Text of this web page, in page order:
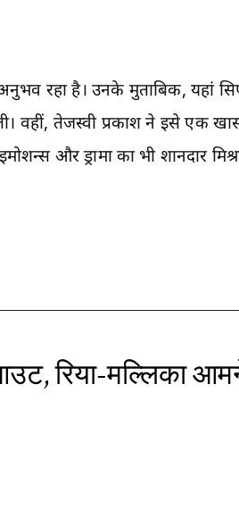
रहा है। उनके मुताबिक, यहां
वहीं, तेजस्वी प्रकाश ने इसे एक
और ड्रामा का भी शानदार
रिया-मल्लिका